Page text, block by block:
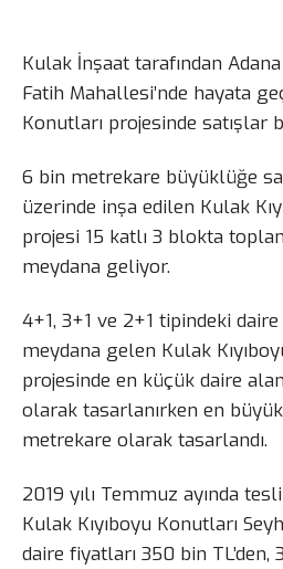
Kulak İnşaat tarafından
Fatih Mahallesi’nde hayata
Konutları projesinde satışlar
6 bin metrekare büyüklüğe
üzerinde inşa edilen Kulak
projesi 15 katlı 3 blokta
meydana geliyor.
4+1, 3+1 ve 2+1 tipindeki
meydana gelen Kulak
projesinde en küçük daire
olarak tasarlanırken en
metrekare olarak tasarlandı.
2019 yılı Temmuz ayında
Kulak Kıyıboyu Konutları
daire fiyatları 350 bin TL’den,